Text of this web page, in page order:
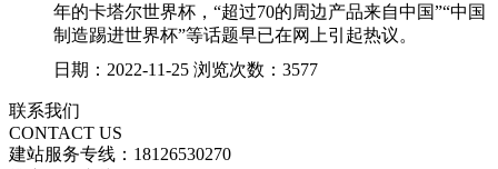
年的卡塔尔世界杯，“超过70的周边产品来自中国”“中国
制造踢进世界杯”等话题早已在网上引起热议。
日期：2022-11-25 浏览次数：3577
联系我们
CONTACT US
建站服务专线：18126530270